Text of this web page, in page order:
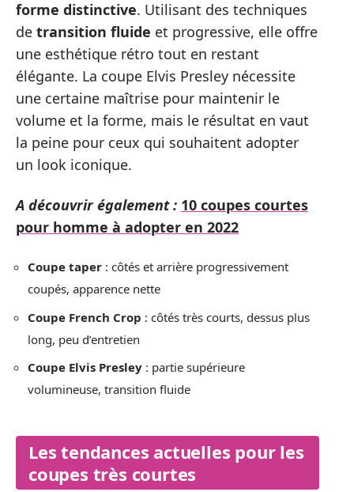
forme distinctive. Utilisant des techniques
de transition fluide et progressive, elle offre
une esthétique rétro tout en restant
élégante. La coupe Elvis Presley nécessite
une certaine maîtrise pour maintenir le
volume et la forme, mais le résultat en vaut
la peine pour ceux qui souhaitent adopter
un look iconique.
A découvrir également : 10 coupes courtes
pour homme à adopter en 2022
Coupe taper : côtés et arrière progressivement
coupés, apparence nette
Coupe French Crop : côtés très courts, dessus plus
long, peu d’entretien
Coupe Elvis Presley : partie supérieure
volumineuse, transition fluide
Les tendances actuelles pour les
coupes très courtes